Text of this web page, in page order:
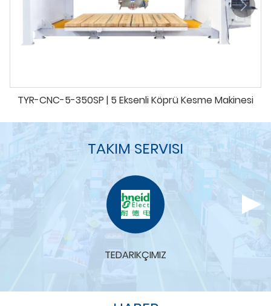
TYR-CNC-5-350SP | 5 Eksenli Köprü Kesme Makinesi
TAKIM SERVISI
TEDARIKÇIMIZ